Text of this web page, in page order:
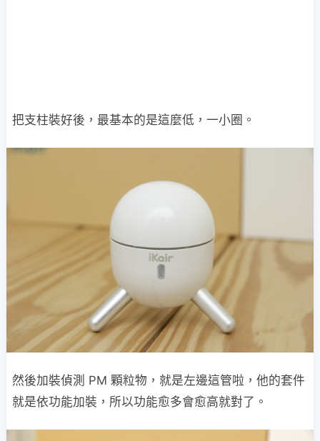
把支柱裝好後，最基本的是這麼低，一小圈。
然後加裝偵測 PM 顆粒物，就是左邊這管啦，他的套件
就是依功能加裝，所以功能愈多會愈高就對了。